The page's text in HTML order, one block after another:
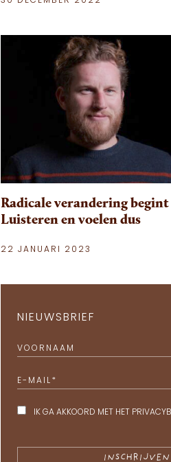
Radicale verandering
Luisteren en voelen dus
22 JANUARI 2023
NIEUWSBRIEF
VOORNAAM
E-MAIL *
IK GA AKKOORD MET HET